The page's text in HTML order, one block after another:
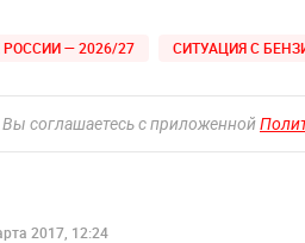
— 2026/27 СИТУАЦИЯ С
соглашаетесь с приложенной
2017, 12:24